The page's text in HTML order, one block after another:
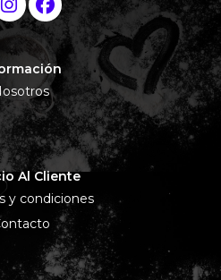
Al Cliente
y condiciones